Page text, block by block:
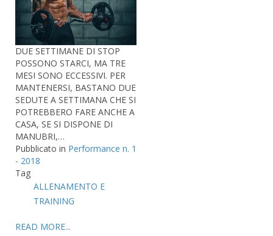
DUE SETTIMANE DI STOP
POSSONO STARCI, MA TRE
MESI SONO ECCESSIVI. PER
MANTENERSI, BASTANO DUE
SEDUTE A SETTIMANA CHE SI
POTREBBERO FARE ANCHE A
CASA, SE SI DISPONE DI
MANUBRI,…
Pubblicato in Performance n. 1
- 2018
Tag
ALLENAMENTO E
TRAINING
READ MORE...